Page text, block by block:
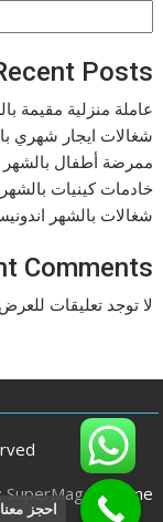
Posts
عاملة منزلية مقيمة بالشهر
شغالات ايجار شهري
ممرضة أطفال بالشهر الرياض
خادمات كينيات بالشهر الرياض
شغالات بالشهر اندونيسيات
Comments
لا توجد تعليقات
SuperMag by
Acme
احجز